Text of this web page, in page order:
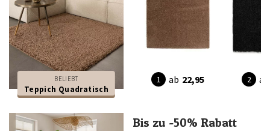
BELIEBT
Teppich Quadratisch
ab 22,95 ab
Bis zu -50% Rabatt